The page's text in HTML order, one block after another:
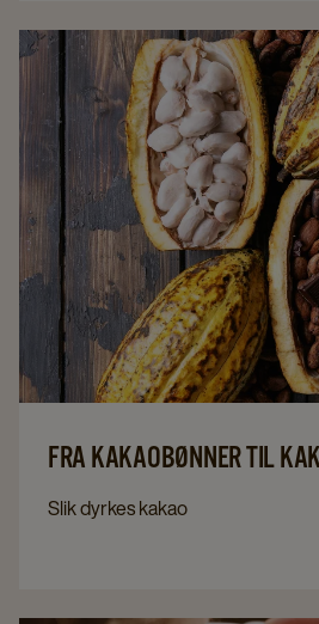
tallet og ender i dagens norske
FRA KAKAOBØNNER TIL
Slik dyrkes kakao